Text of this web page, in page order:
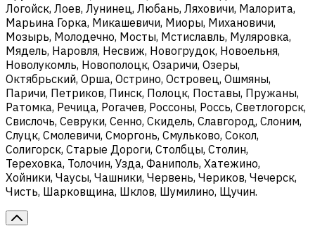
Логойск, Лоев, Лунинец, Любань, Ляховичи, Малорита,
Марьина Горка, Микашевичи, Миоры, Михановичи,
Мозырь, Молодечно, Мосты, Мстиславль, Муляровка,
Мядель, Наровля, Несвиж, Новогрудок, Новоельня,
Новолукомль, Новополоцк, Озаричи, Озеры,
Октябрьский, Орша, Острино, Островец, Ошмяны,
Паричи, Петриков, Пинск, Полоцк, Поставы, Пружаны,
Ратомка, Речица, Рогачев, Россоны, Россь, Светлогорск,
Свислочь, Севруки, Сенно, Скидель, Славгород, Слоним,
Слуцк, Смолевичи, Сморгонь, Смульково, Сокол,
Солигорск, Старые Дороги, Столбцы, Столин,
Тереховка, Толочин, Узда, Фаниполь, Хатежино,
Хойники, Чаусы, Чашники, Червень, Чериков, Чечерск,
Чисть, Шарковщина, Шклов, Шумилино, Щучин.